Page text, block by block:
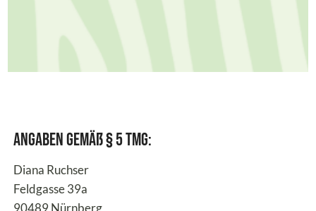
Angaben gemäß § 5 TMG:
Diana Ruchser
Feldgasse 39a
90489 Nürnberg